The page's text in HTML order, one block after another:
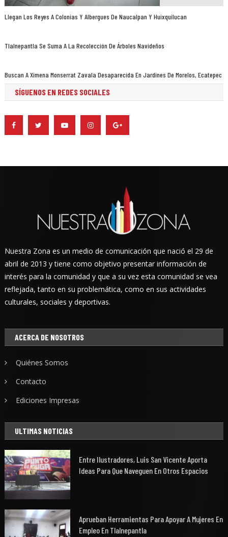
Llegan Los Reyes A Colonias Y Albergues De Naucalpan Y Huixquilucan
Tlalnepantla Se Suma A La Recolección De Árboles Navideños
Buscan A Ximena Monserrat Zavala Desaparecida En Jardines De Morelos, Ecatepec
SÍGUENOS EN REDES SOCIALES
Nuestra Zona es un medio de comunicación que nació el 29 de
abril de 2013 y tiene como objetivo presentar información de
interés para la comunidad y que a su vez esta comunidad se vea
reflejada, tanto en su problemática, como en sus actividades
culturales, sociales y deportivas.
ACERCA DE NOSOTROS
Quiénes Somos
Contacto
Ediciones Impresas
ULTIMAS NOTICIAS
Entre Ilustradores, Luis San Vicente Aporta
Ideas Para Que Naveguen En Otros Espacios
Aprueban Herramientas Para Apoyar A Mujeres En
Empleo En Tlalnepantla